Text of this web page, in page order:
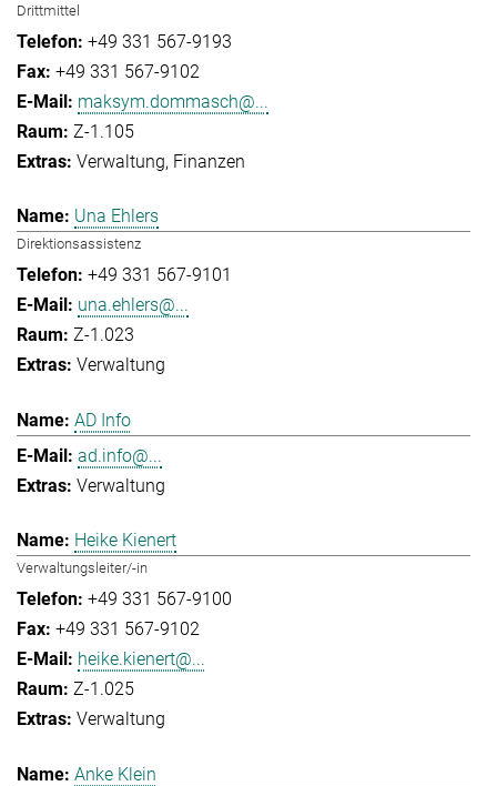
Drittmittel
+49 331 567-9193
+49 331 567-9102
maksym.dommasch@...
Z-1.105
Verwaltung Finanzen
Una Ehlers
Direktionsassistenz
+49 331 567-9101
una.ehlers@...
Z-1.023
Verwaltung
AD Info
ad.info@...
Verwaltung
Heike Kienert
Verwaltungsleiter/-in
+49 331 567-9100
+49 331 567-9102
heike.kienert@...
Z-1.025
Verwaltung
Anke Klein